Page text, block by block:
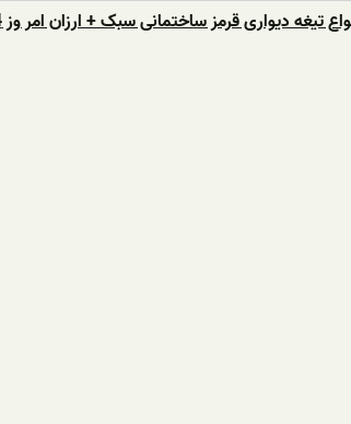
تیغه دیواری قرمز ساختمانی سبک + ارزان امر وز 24 آذرماه